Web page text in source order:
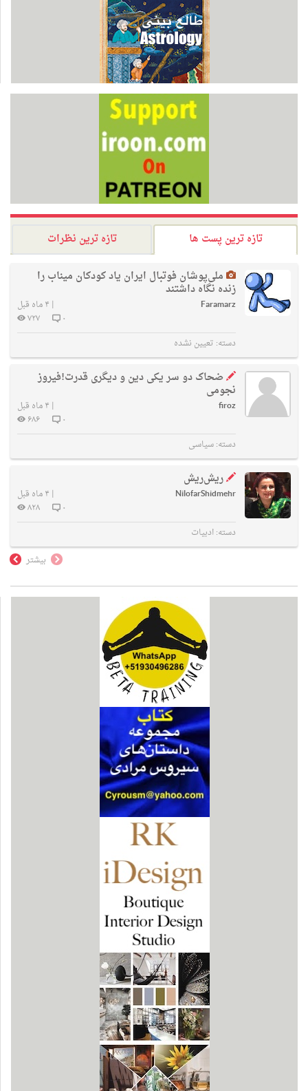
تازه ترین پست ها
تازه ترین نظرات
ملی‌پوشان فوتبال ایران یاد کودکان میناب را
زنده نگاه داشتند
Faramarz
| ۴ ماه قبل
۰
۷۲۷
دسته: تعیین نشده
ضحاک دو سر یکی دین و دیگری قدرت!فیروز
نجومی
firoz
| ۴ ماه قبل
۰
۶۸۶
دسته:سیاسی
ریش‌ریش
NilofarShidmehr
| ۴ ماه قبل
۰
۸۲۸
دسته:ادبیات
بیشتر